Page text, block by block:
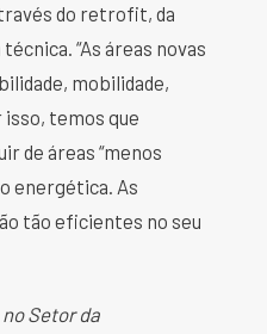
do retrofit, da
“As áreas novas
mobilidade,
temos que
de áreas “menos
energética. As
tão eficientes no seu
no Setor da